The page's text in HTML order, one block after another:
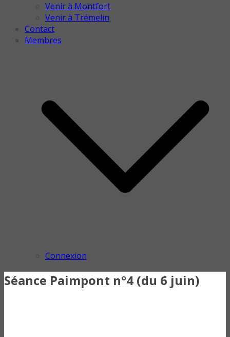
Venir à Montfort
Venir à Trémelin
Contact
Membres
Connexion
Séance Paimpont n°4 (du 6 juin)